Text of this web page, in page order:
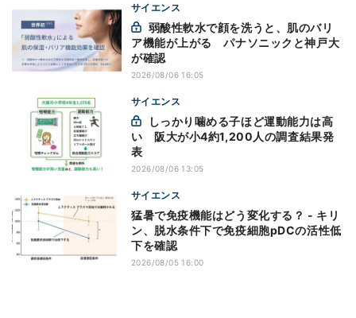
サイエンス
ア機能が上がる パナソニックと神戸大
が確認
2026/08/06 16:05
サイエンス
い 阪大が小4約1,200人の調査結果発
表
2026/08/06 13:05
サイエンス
猛暑で免疫機能はどう変化する？ - キリ
ン、脱水条件下で免疫細胞pDCの活性低
下を確認
2026/08/05 16:00